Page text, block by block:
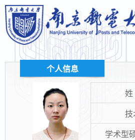
个人信息
技
学术型